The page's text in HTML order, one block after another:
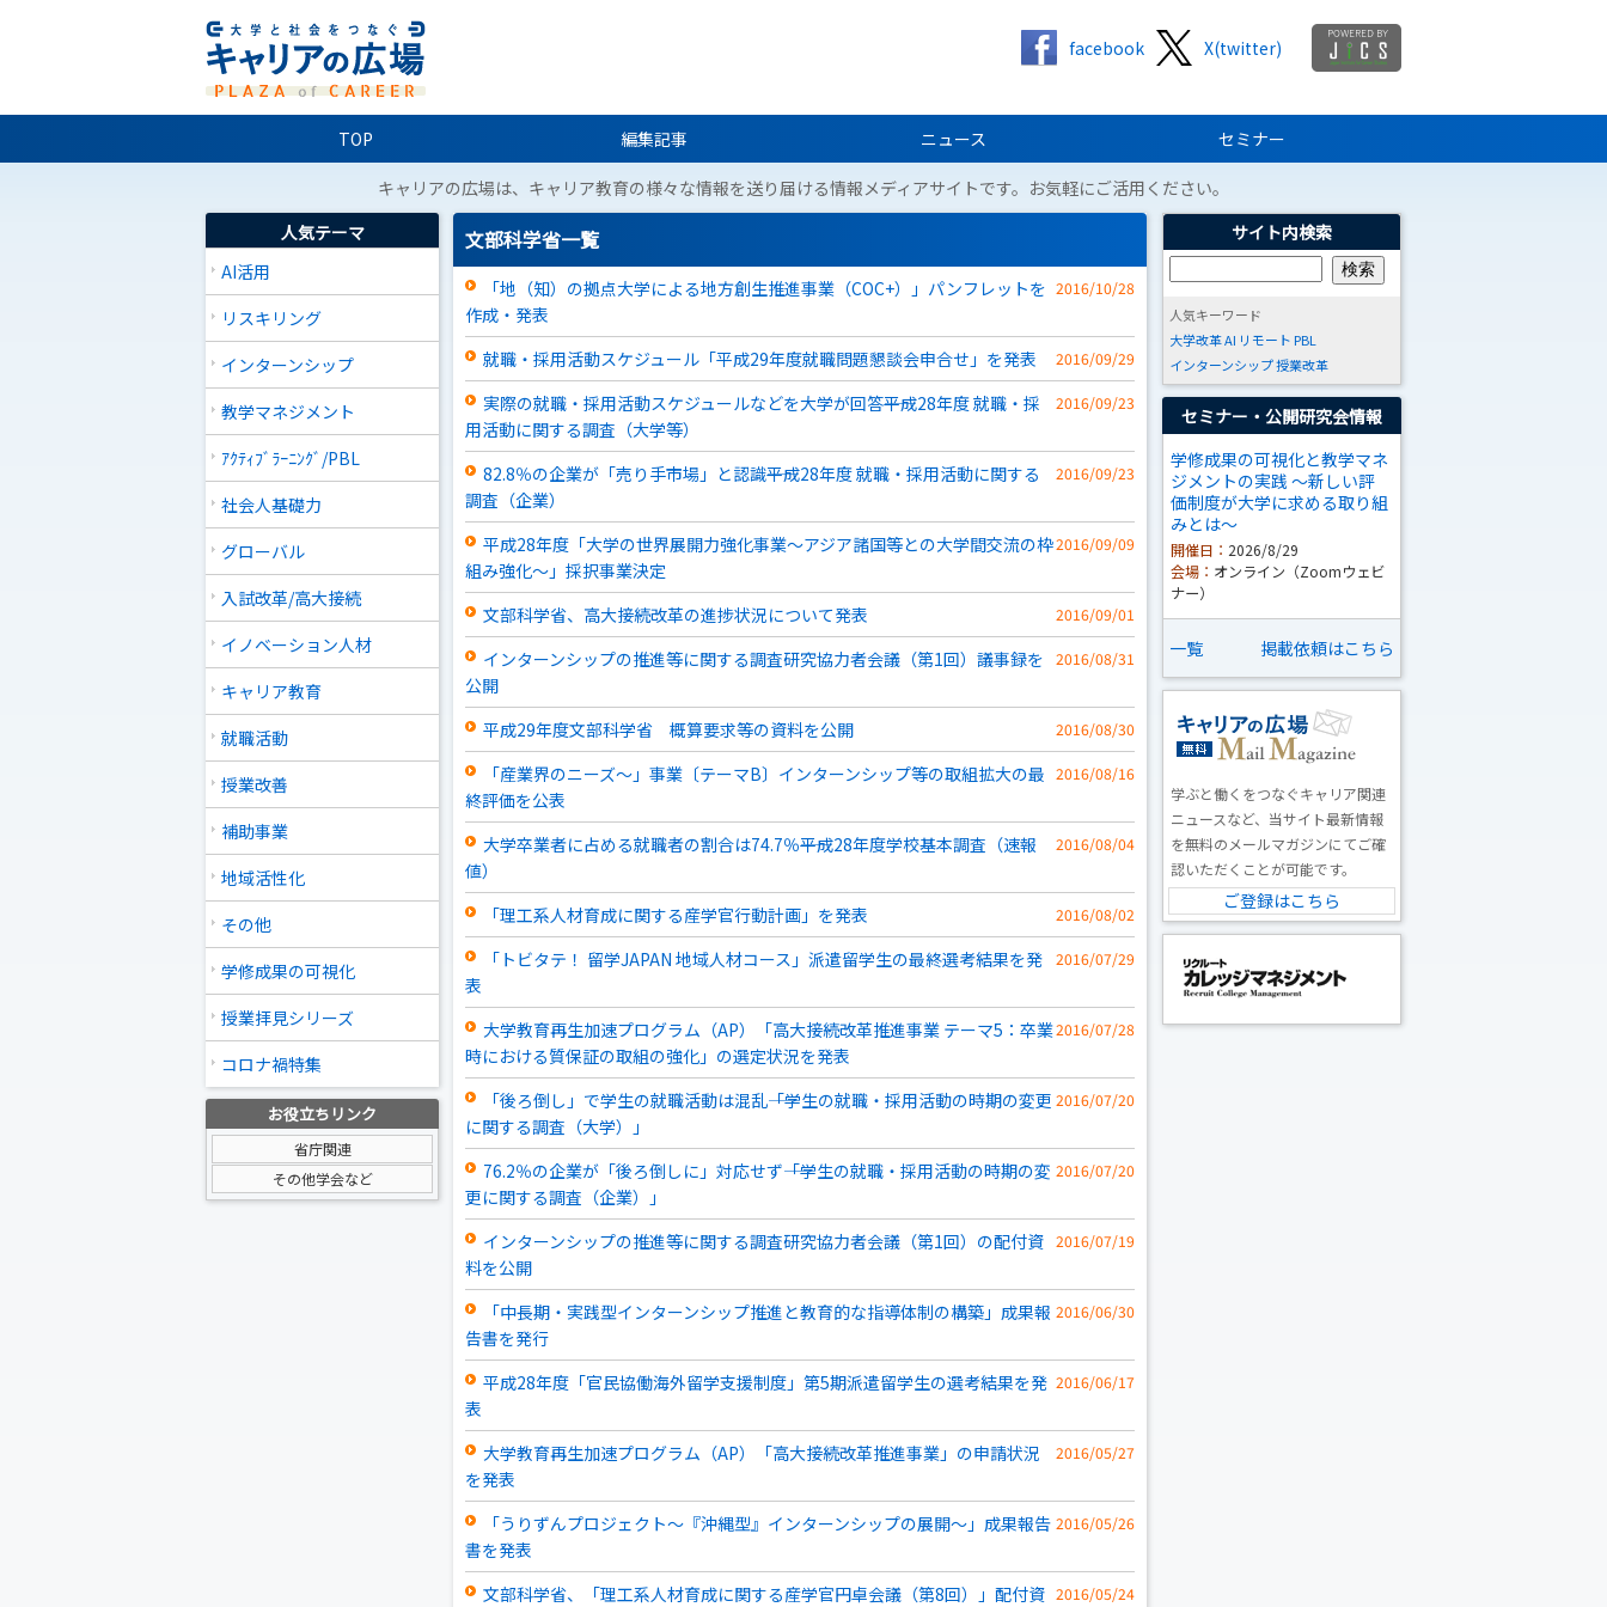
X(twitter)
facebook
TOP 編集記事 ニュース セミナー
キャリアの広場は、キャリア教育の様々な情報を送り届ける情報メディアサイトです。お気軽にご活用ください。
人気テーマ
AI活用
リスキリング
インターンシップ
教学マネジメント
ｱｸﾃｨﾌﾞﾗｰﾆﾝｸﾞ/PBL
社会人基礎力
グローバル
入試改革/高大接続
イノベーション人材
キャリア教育
就職活動
授業改善
補助事業
地域活性化
その他
学修成果の可視化
授業拝見シリーズ
コロナ禍特集
お役立ちリンク
省庁関連
その他学会など
サイト内検索
人気キーワード
大学改革AI リモート PBL
インターンシップ授業改革
セミナー・公開研究会情報
学修成果の可視化と教学マネ
ジメントの実践 ～新しい評
価制度が大学に求める取り組
みとは～
開催日： 2026/8/29
会場： オンライン（Zoomウェビ
ナー）
一覧 掲載依頼はこちら
学ぶと働くをつなぐキャリア関連
ニュースなど、当サイト最新情報
を無料のメールマガジンにてご確
認いただくことが可能です。
ご登録はこちら
文部科学省一覧
2016/10/28
「地（知）の拠点大学による地方創生推進事業（COC+）」パンフレットを
作成・発表
2016/09/29
就職・採用活動スケジュール「平成29年度就職問題懇談会申合せ」を発表
2016/09/23
実際の就職・採用活動スケジュールなどを大学が回答――平成28年度 就職・採
用活動に関する調査（大学等）
2016/09/23
82.8％の企業が「売り手市場」と認識――平成28年度 就職・採用活動に関する
調査（企業）
2016/09/09
平成28年度「大学の世界展開力強化事業～アジア諸国等との大学間交流の枠
組み強化～」採択事業決定
2016/09/01
文部科学省、高大接続改革の進捗状況について発表
2016/08/31
インターンシップの推進等に関する調査研究協力者会議（第1回）議事録を
公開
2016/08/30
平成29年度文部科学省 概算要求等の資料を公開
2016/08/16
「産業界のニーズ～」事業〔テーマB〕インターンシップ等の取組拡大の最
終評価を公表
2016/08/04
大学卒業者に占める就職者の割合は74.7％――平成28年度学校基本調査（速報
値）
2016/08/02
「理工系人材育成に関する産学官行動計画」を発表
2016/07/29
「トビタテ！ 留学JAPAN 地域人材コース」派遣留学生の最終選考結果を発
表
2016/07/28
大学教育再生加速プログラム（AP）「高大接続改革推進事業 テーマ5：卒業
時における質保証の取組の強化」の選定状況を発表
2016/07/20
「後ろ倒し」で学生の就職活動は混乱――「学生の就職・採用活動の時期の変更
に関する調査（大学）」
2016/07/20
76.2％の企業が「後ろ倒しに」対応せず――「学生の就職・採用活動の時期の変
更に関する調査（企業）」
2016/07/19
インターンシップの推進等に関する調査研究協力者会議（第1回）の配付資
料を公開
2016/06/30
「中長期・実践型インターンシップ推進と教育的な指導体制の構築」成果報
告書を発行
2016/06/17
平成28年度「官民協働海外留学支援制度」第5期派遣留学生の選考結果を発
表
2016/05/27
大学教育再生加速プログラム（AP）「高大接続改革推進事業」の申請状況
を発表
2016/05/26
「うりずんプロジェクト～『沖縄型』インターンシップの展開～」成果報告
書を発表
2016/05/24
文部科学省、「理工系人材育成に関する産学官円卓会議（第8回）」配付資